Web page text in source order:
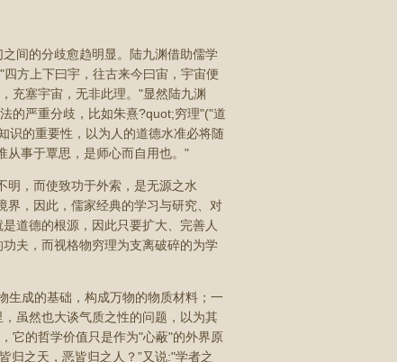
间的分歧愈趋明显。陆九渊借助儒学
方上下曰宇，往古来今曰宙，宇宙便
充塞宇宙，无非此理。"显然陆九渊
的严重分歧，比如朱熹?quot;穷理"("道
识的重要性，以为人的道德水准必将随
从事于覃思，是师心而自用也。"
明，而使致功于外索，是无源之水
界，因此，儒家经典的学习与研究、对
道德的根源，因此只要扩大、完善人
夫，而视格物穷理为支离破碎的为学
生成的基础，构成万物的物质材料；一
虽然也大谈气质之性的问题，以为其
它的哲学价值只是作为"心蔽"的外界原
归之天，恶皆归之人？”又说:"学者之